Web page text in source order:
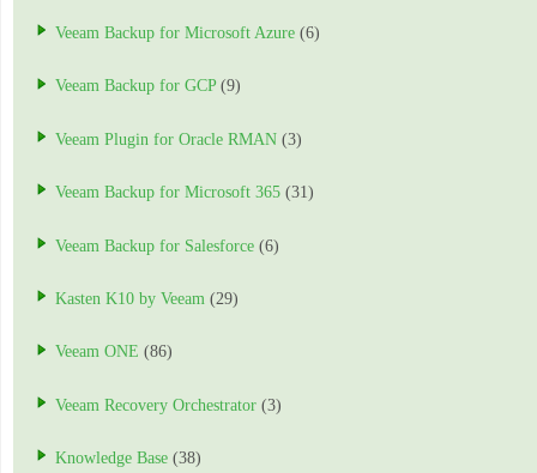
Veeam Backup for Microsoft Azure (6)
Veeam Backup for GCP(9)
Veeam Plugin for Oracle RMAN (3)
Veeam Backup for Microsoft 365 (31)
Veeam Backup for Salesforce (6)
Kasten K10 by Veeam (29)
Veeam ONE (86)
Veeam Recovery Orchestrator (3)
Knowledge Base (38)